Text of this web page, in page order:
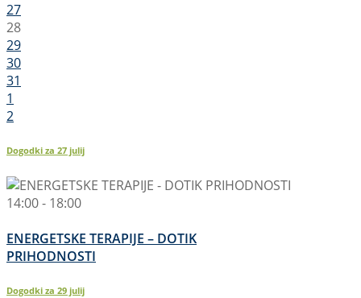
27
28
29
30
31
1
2
Dogodki za 27 julij
14:00 - 18:00
ENERGETSKE TERAPIJE – DOTIK
PRIHODNOSTI
Dogodki za 29 julij